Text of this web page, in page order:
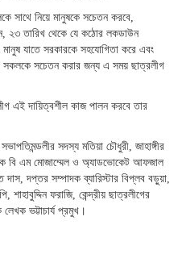
সাথে নিয়ে মানুষকে সচেতন করবে,
২৩ তারিখ থেকে যে কঠোর লকডাউন
যাতে সরকারকে সহযোগিতা করে এবং
সকলকে সচেতন করার জন্য এ সময় ছাত্রলীগ
এই দায়িত্বশীল কাজ পালন করবে তার
সদস্য মতিয়া চৌধুরী, জাহাঙ্গীর
বি এম মোজাম্মেল ও অ্যাডভোকেট আফজাল
দপ্তর সম্পাদক ব্যারিস্টার বিপ্লব বড়ুয়া,
ফরাজি, কেন্দ্রীয় ছাত্রলীগের
ভট্টাচার্য প্রমুখ।